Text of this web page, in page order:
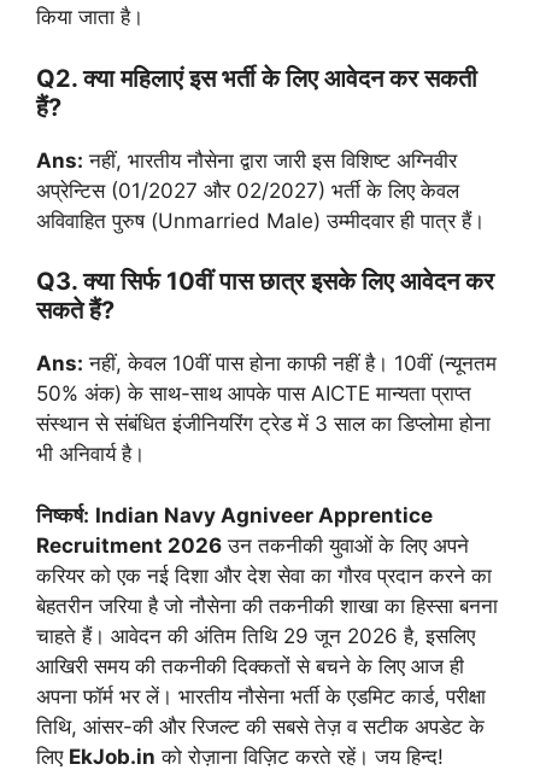
किया जाता है।
Q2. क्या महिलाएं इस भर्ती के लिए आवेदन कर सकती
हैं?
Ans: नहीं, भारतीय नौसेना द्वारा जारी इस विशिष्ट अग्निवीर
अप्रेन्टिस (01/2027 और 02/2027) भर्ती के लिए केवल
अविवाहित पुरुष (Unmarried Male) उम्मीदवार ही पात्र हैं।
Q3. क्या सिर्फ 10वीं पास छात्र इसके लिए आवेदन कर
सकते हैं?
Ans: नहीं, केवल 10वीं पास होना काफी नहीं है। 10वीं (न्यूनतम
50% अंक) के साथ-साथ आपके पास AICTE मान्यता प्राप्त
संस्थान से संबंधित इंजीनियरिंग ट्रेड में 3 साल का डिप्लोमा होना
भी अनिवार्य है।
निष्कर्ष: Indian Navy Agniveer Apprentice
Recruitment 2026 उन तकनीकी युवाओं के लिए अपने
करियर को एक नई दिशा और देश सेवा का गौरव प्रदान करने का
बेहतरीन जरिया है जो नौसेना की तकनीकी शाखा का हिस्सा बनना
चाहते हैं। आवेदन की अंतिम तिथि 29 जून 2026 है, इसलिए
आखिरी समय की तकनीकी दिक्कतों से बचने के लिए आज ही
अपना फॉर्म भर लें। भारतीय नौसेना भर्ती के एडमिट कार्ड, परीक्षा
तिथि, आंसर-की और रिजल्ट की सबसे तेज़ व सटीक अपडेट के
लिए EkJob.in को रोज़ाना विज़िट करते रहें। जय हिन्द!